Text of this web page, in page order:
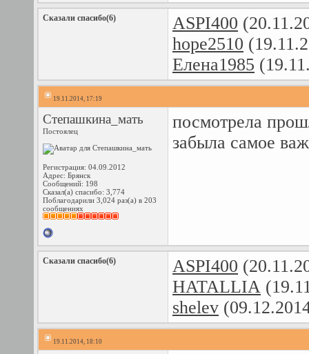
Сказали спасибо(6) ASPI400
hope2510
Елена1985
19.11.2014, 17:19
Степашкина_мать
Постоялец
Регистрация: 04.09.2012
Адрес: Брянск
Сообщений: 198
Сказал(а) спасибо: 3,774
Поблагодарили 3,024 раз(а) в 203
сообщениях
посмотрела
забыла самое
Сказали спасибо(6) ASPI400
HATALLIA
shelev
19.11.2014, 18:10